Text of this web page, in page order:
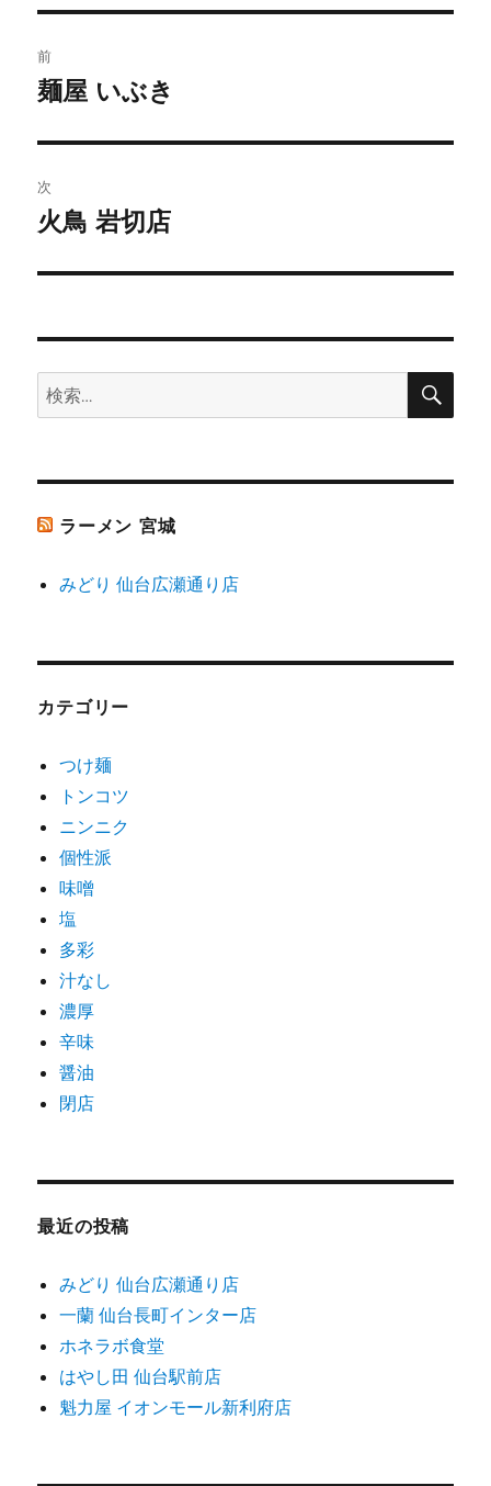
稿
ビ
ゲ
ー
ン
前
前
投
稿:
麺屋 いぶき
次
次
投
火鳥 岩切店
検
索:
検
ラーメン 宮城
みどり 仙台広瀬通り店
カテゴリー
つけ麺
トンコツ
ニンニク
個性派
味噌
塩
多彩
汁なし
濃厚
辛味
醤油
閉店
最近の投稿
みどり 仙台広瀬通り店
一蘭 仙台長町インター店
ホネラボ食堂
はやし田 仙台駅前店
魁力屋 イオンモール新利府店